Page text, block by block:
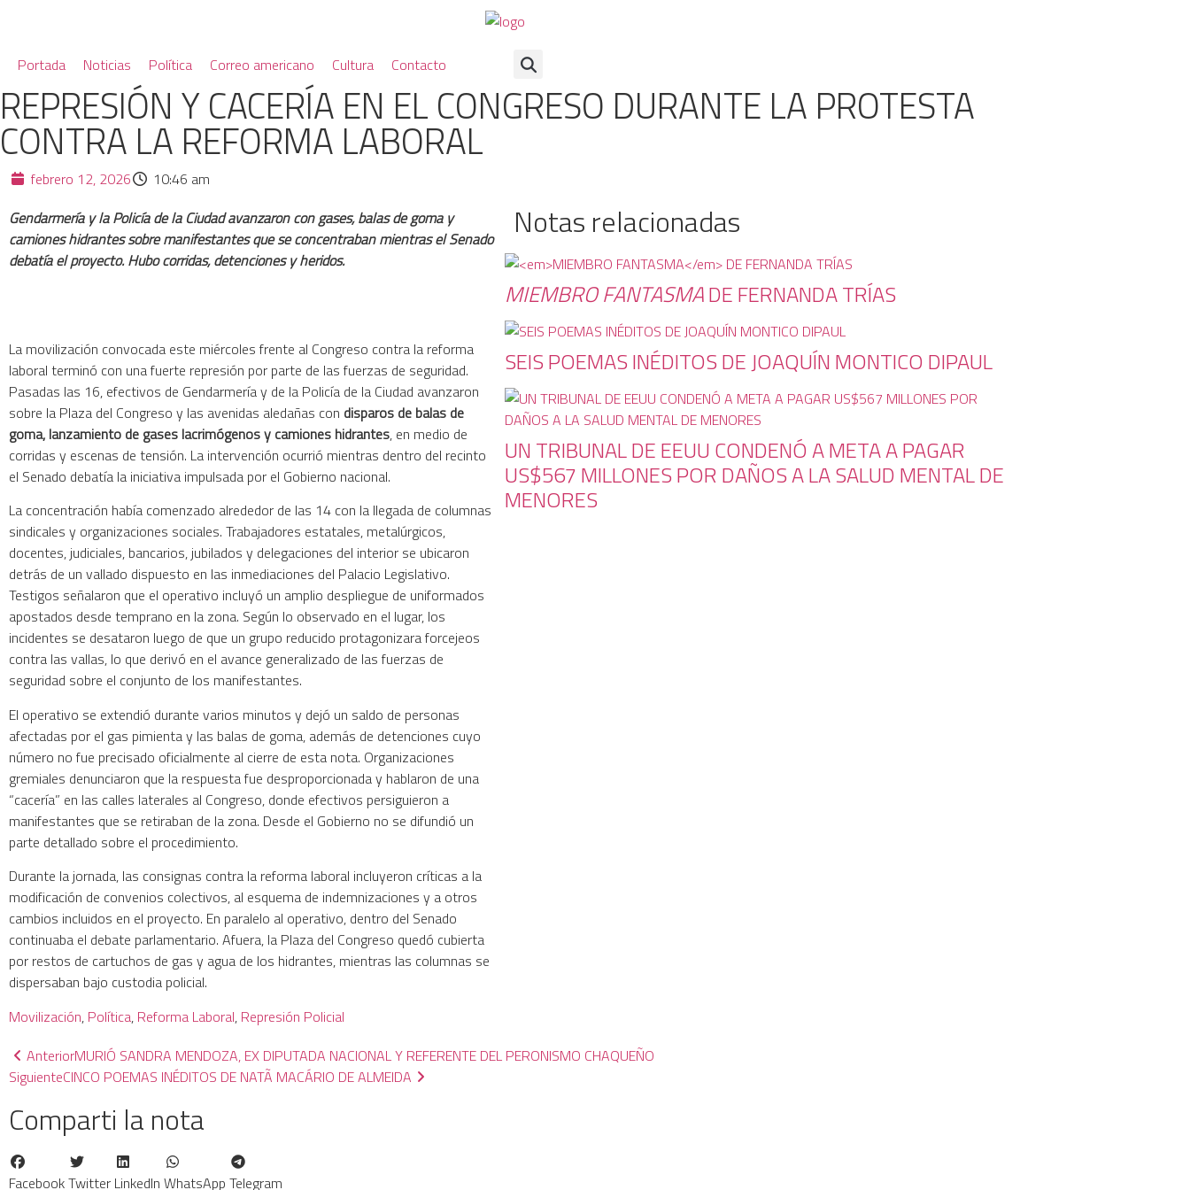
Portada Noticias Política Correo americano Cultura Contacto
REPRESIÓN Y CACERÍA EN EL CONGRESO DURANTE LA PROTESTA
CONTRA LA REFORMA LABORAL
febrero 12, 2026
10:46 am
Gendarmería y la Policía de la Ciudad avanzaron con gases, balas de goma y
camiones hidrantes sobre manifestantes que se concentraban mientras el Senado
debatía el proyecto. Hubo corridas, detenciones y heridos.
La movilización convocada este miércoles frente al Congreso contra la reforma
laboral terminó con una fuerte represión por parte de las fuerzas de seguridad.
Pasadas las 16, efectivos de Gendarmería y de la Policía de la Ciudad avanzaron
sobre la Plaza del Congreso y las avenidas aledañas con disparos de balas de
goma, lanzamiento de gases lacrimógenos y camiones hidrantes, en medio de
corridas y escenas de tensión. La intervención ocurrió mientras dentro del recinto
el Senado debatía la iniciativa impulsada por el Gobierno nacional.
La concentración había comenzado alrededor de las 14 con la llegada de columnas
sindicales y organizaciones sociales. Trabajadores estatales, metalúrgicos,
docentes, judiciales, bancarios, jubilados y delegaciones del interior se ubicaron
detrás de un vallado dispuesto en las inmediaciones del Palacio Legislativo.
Testigos señalaron que el operativo incluyó un amplio despliegue de uniformados
apostados desde temprano en la zona. Según lo observado en el lugar, los
incidentes se desataron luego de que un grupo reducido protagonizara forcejeos
contra las vallas, lo que derivó en el avance generalizado de las fuerzas de
seguridad sobre el conjunto de los manifestantes.
El operativo se extendió durante varios minutos y dejó un saldo de personas
afectadas por el gas pimienta y las balas de goma, además de detenciones cuyo
número no fue precisado oficialmente al cierre de esta nota. Organizaciones
gremiales denunciaron que la respuesta fue desproporcionada y hablaron de una
“cacería” en las calles laterales al Congreso, donde efectivos persiguieron a
manifestantes que se retiraban de la zona. Desde el Gobierno no se difundió un
parte detallado sobre el procedimiento.
Durante la jornada, las consignas contra la reforma laboral incluyeron críticas a la
modificación de convenios colectivos, al esquema de indemnizaciones y a otros
cambios incluidos en el proyecto. En paralelo al operativo, dentro del Senado
continuaba el debate parlamentario. Afuera, la Plaza del Congreso quedó cubierta
por restos de cartuchos de gas y agua de los hidrantes, mientras las columnas se
dispersaban bajo custodia policial.
Movilización, Política, Reforma Laboral, Represión Policial
Notas relacionadas
MIEMBRO FANTASMADE FERNANDA TRÍAS
SEIS POEMAS INÉDITOS DE JOAQUÍN MONTICO DIPAUL
UN TRIBUNAL DE EEUU CONDENÓ A META A PAGAR
US$567 MILLONES POR DAÑOS A LA SALUD MENTAL DE
MENORES
AnteriorMURIÓ SANDRA MENDOZA, EX DIPUTADA NACIONAL Y REFERENTE DEL PERONISMO CHAQUEÑO
SiguienteCINCO POEMAS INÉDITOS DE NATÃ MACÁRIO DE ALMEIDA
Comparti la nota
FacebookTwitter LinkedIn WhatsApp Telegram